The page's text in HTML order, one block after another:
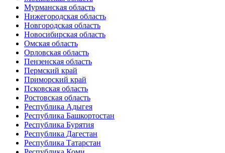
Мурманская область
Нижегородская область
Новгородская область
Новосибирская область
Омская область
Орловская область
Пензенская область
Пермский край
Приморский край
Псковская область
Ростовская область
Республика Адыгея
Республика Башкортостан
Республика Бурятия
Республика Дагестан
Республика Татарстан